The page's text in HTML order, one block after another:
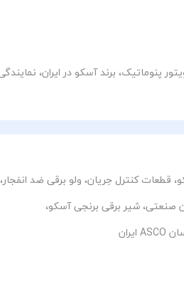
قطعات کنترل جریان، ولو برقی ضد انفجار،